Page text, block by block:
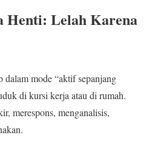
Henti: Lelah Karena
dalam mode “aktif sepanjang
di kursi kerja atau di rumah.
merespons, menganalisis,